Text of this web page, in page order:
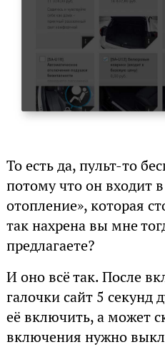
То есть да, пульт-то
потому что он входит
отопление», которая
так нахрена вы мне
предлагаете?
И оно всё так. После
галочки сайт 5
её включить, а может
включения нужно